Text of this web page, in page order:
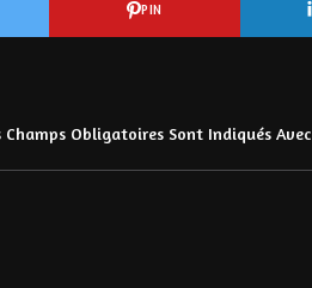
PIN
Champs Obligatoires Sont Indiqués Avec